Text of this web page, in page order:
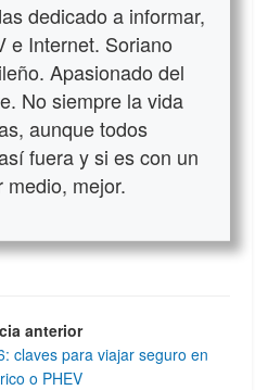
dedicado a informar,
e Internet. Soriano
Apasionado del
No siempre la vida
aunque todos
fuera y si es con un
medio, mejor.
anterior
claves para viajar seguro en
o PHEV